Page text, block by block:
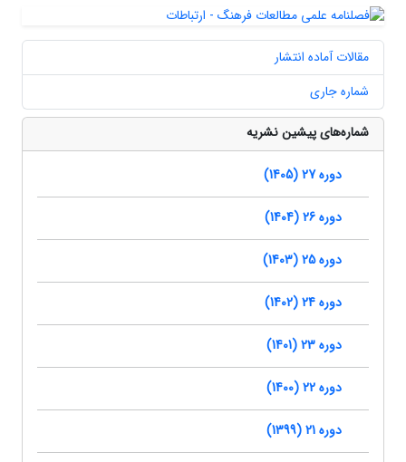
مقالات آماده انتشار
شماره جاری
شماره‌های پیشین نشریه
دوره 27 (1405)
دوره 26 (1404)
دوره 25 (1403)
دوره 24 (1402)
دوره 23 (1401)
دوره 22 (1400)
دوره 21 (1399)